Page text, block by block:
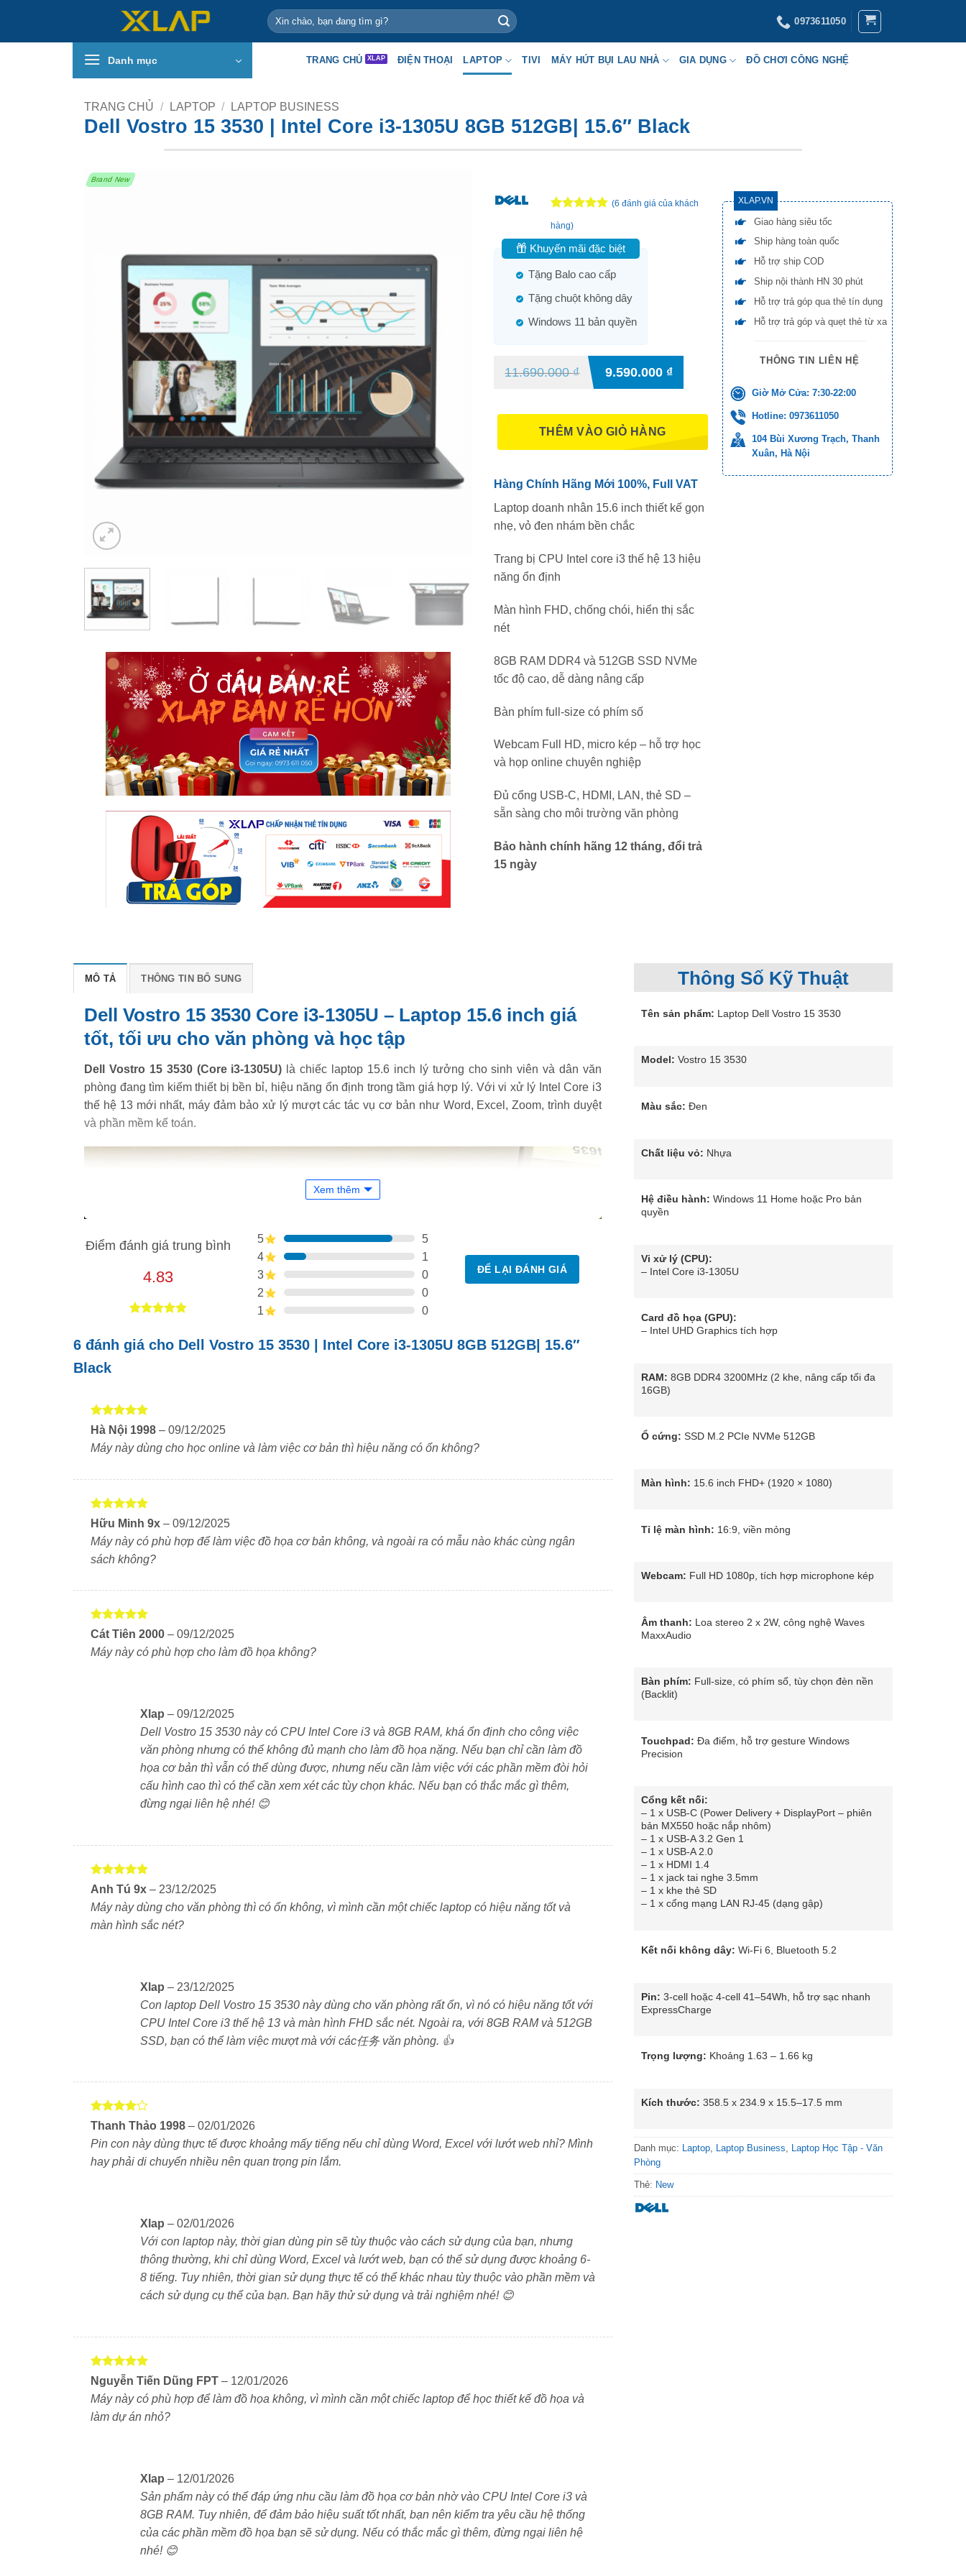
nội
Tìm
kiếm:
0973611050
Danh mục TRANG CHỦ ĐIỆN THOẠI LAPTOP TIVI MÁY HÚT BỤI LAU NHÀ GIA DỤNG ĐỒ CHƠI CÔNG NGHỆ
TRANG CHỦ / LAPTOP / LAPTOP BUSINESS
Dell Vostro 15 3530 | Intel Core i3-1305U 8GB 512GB| 15.6″ Black
Brand New
4.83
dựa trên
đánh giá
(6 đánh giá của khách
hàng)
Khuyến mãi đặc biệt
Tặng Balo cao cấp
Tặng chuột không dây
Windows 11 bản quyền
11.690.000₫ 9.590.000 ₫
THÊM VÀO GIỎ HÀNG
Hàng Chính Hãng Mới 100%, Full VAT
Laptop doanh nhân 15.6 inch thiết kế gọn
nhẹ, vỏ đen nhám bền chắc
Trang bị CPU Intel core i3 thế hệ 13 hiệu
năng ổn định
Màn hình FHD, chống chói, hiển thị sắc
nét
8GB RAM DDR4 và 512GB SSD NVMe
tốc độ cao, dễ dàng nâng cấp
Bàn phím full-size có phím số
Webcam Full HD, micro kép – hỗ trợ học
và họp online chuyên nghiệp
Đủ cổng USB-C, HDMI, LAN, thẻ SD –
sẵn sàng cho môi trường văn phòng
Bảo hành chính hãng 12 tháng, đổi trả
15 ngày
XLAP.VN
Giao hàng siêu tốc
Ship hàng toàn quốc
Hỗ trợ ship COD
Ship nội thành HN 30 phút
Hỗ trợ trả góp qua thẻ tín dụng
Hỗ trợ trả góp và quẹt thẻ từ xa
THÔNG TIN LIÊN HỆ
Giờ Mở Cửa: 7:30-22:00
Hotline: 0973611050
104 Bùi Xương Trạch, Thanh
Xuân, Hà Nội
MÔ TẢ THÔNG TIN BỔ SUNG
Dell Vostro 15 3530 Core i3-1305U – Laptop 15.6 inch giá
tốt, tối ưu cho văn phòng và học tập
Dell Vostro 15 3530 (Core i3-1305U) là chiếc laptop 15.6 inch lý tưởng cho sinh viên và dân văn
phòng đang tìm kiếm thiết bị bền bỉ, hiệu năng ổn định trong tầm giá hợp lý. Với vi xử lý Intel Core i3
thế hệ 13 mới nhất, máy đảm bảo xử lý mượt các tác vụ cơ bản như Word, Excel, Zoom, trình duyệt
và phần mềm kế toán.
Máy sở hữu màn hình rộng, thiết kế chắc chắn, dễ mang theo, kết hợp cùng bàn phím số và pin ổn
định. Đây là dòng laptop hướng tới người dùng cần sự đơn giản, dễ dùng, dễ nâng cấp và hỗ trợ lâu
dài từ thương hiệu uy tín Dell.
Thiết kế chắc chắn – Mỏng nhẹ, hiện đại
Màn hình 15.6 inch – Không gian hiển thị rộng, dễ làm việc
Máy trang bị màn hình 15.6 inch độ phân giải HD (1366 × 768) hoặc Full HD (1920 × 1080). Tấm nền
Vi xử lý Intel Core i3-1305U – Đủ dùng, tiết kiệm điện
Bộ xử lý Intel Core i3-1305U thế hệ 13 với 5 nhân, 6 luồng, tối ưu cho các tác vụ văn phòng, học trực
điện, giúp máy hoạt động mát mẻ và tiết kiệm pin.
RAM & SSD – Phản hồi nhanh, dễ nâng cấp
Máy trang bị RAM DDR4 8GB (nâng cấp tối đa 16GB) và ổ cứng SSD M.2 NVMe 256GB hoặc
512GB. Tốc độ khởi động và mở ứng dụng nhanh đáng kể so với ổ HDD truyền thống. Cấu hình này
Bàn phím full-size – Gõ nhanh, có phím số tiện lợi
Dell Vostro 3530 có bàn phím full-size với cụm phím số tách biệt. Hành trình phím sâu, độ nảy tốt, giúp
gõ văn bản thoải mái. Touchpad đa điểm rộng, thao tác chính xác. Một số phiên bản hỗ trợ đèn nền
giúp làm việc ban đêm dễ dàng hơn.
Máy có đầy đủ các cổng cần thiết:
1 x USB-C (tùy phiên bản)
1 x HDMI 1.4
1 x jack 3.5mm tai nghe
1 x khe thẻ SD
Xem thêm
Điểm đánh giá trung bình
4.83
dựa trên
đánh giá
5
5
4
1
3
0
2
0
1
0
ĐỂ LẠI ĐÁNH GIÁ
6 đánh giá cho Dell Vostro 15 3530 | Intel Core i3-1305U 8GB 512GB| 15.6″
Black
Được xếp
5
sao
Hà Nội 1998 – 09/12/2025
Máy này dùng cho học online và làm việc cơ bản thì hiệu năng có ổn không?
Được xếp
sao
Hữu Minh 9x – 09/12/2025
Máy này có phù hợp để làm việc đồ họa cơ bản không, và ngoài ra có mẫu nào khác cùng ngân
sách không?
Được xếp
sao
Cát Tiên 2000 – 09/12/2025
Máy này có phù hợp cho làm đồ họa không?
Xlap – 09/12/2025
Dell Vostro 15 3530 này có CPU Intel Core i3 và 8GB RAM, khá ổn định cho công việc
văn phòng nhưng có thể không đủ mạnh cho làm đồ họa nặng. Nếu bạn chỉ cần làm đồ
họa cơ bản thì vẫn có thể dùng được, nhưng nếu cần làm việc với các phần mềm đòi hỏi
cấu hình cao thì có thể cần xem xét các tùy chọn khác. Nếu bạn có thắc mắc gì thêm,
đừng ngại liên hệ nhé! 😊
Được xếp
sao
Anh Tú 9x – 23/12/2025
Máy này dùng cho văn phòng thì có ổn không, vì mình cần một chiếc laptop có hiệu năng tốt và
màn hình sắc nét?
Xlap – 23/12/2025
Con laptop Dell Vostro 15 3530 này dùng cho văn phòng rất ổn, vì nó có hiệu năng tốt với
CPU Intel Core i3 thế hệ 13 và màn hình FHD sắc nét. Ngoài ra, với 8GB RAM và 512GB
SSD, bạn có thể làm việc mượt mà với các任务 văn phòng. 👍
Được
45 sao
Thanh Thảo 1998 – 02/01/2026
Pin con này dùng thực tế được khoảng mấy tiếng nếu chỉ dùng Word, Excel với lướt web nhỉ? Mình
hay phải di chuyển nhiều nên quan trọng pin lắm.
Xlap – 02/01/2026
Với con laptop này, thời gian dùng pin sẽ tùy thuộc vào cách sử dụng của bạn, nhưng
thông thường, khi chỉ dùng Word, Excel và lướt web, bạn có thể sử dụng được khoảng 6-
8 tiếng. Tuy nhiên, thời gian sử dụng thực tế có thể khác nhau tùy thuộc vào phần mềm và
cách sử dụng cụ thể của bạn. Bạn hãy thử sử dụng và trải nghiệm nhé! 😊
Được xếp
hạng
sao
Nguyễn Tiến Dũng FPT – 12/01/2026
Máy này có phù hợp để làm đồ họa không, vì mình cần một chiếc laptop để học thiết kế đồ họa và
làm dự án nhỏ?
Xlap – 12/01/2026
Sản phẩm này có thể đáp ứng nhu cầu làm đồ họa cơ bản nhờ vào CPU Intel Core i3 và
8GB RAM. Tuy nhiên, để đảm bảo hiệu suất tốt nhất, bạn nên kiểm tra yêu cầu hệ thống
của các phần mềm đồ họa bạn sẽ sử dụng. Nếu có thắc mắc gì thêm, đừng ngại liên hệ
nhé! 😊
Thông Số Kỹ Thuật
Tên sản phẩm: Laptop Dell Vostro 15 3530
Model: Vostro 15 3530
Màu sắc: Đen
Chất liệu vỏ: Nhựa
Hệ điều hành: Windows 11 Home hoặc Pro bản
quyền
Vi xử lý (CPU):
– Intel Core i3-1305U
Card đồ họa (GPU):
– Intel UHD Graphics tích hợp
RAM: 8GB DDR4 3200MHz (2 khe, nâng cấp tối đa
16GB)
Ổ cứng: SSD M.2 PCIe NVMe 512GB
Màn hình: 15.6 inch FHD+ (1920 × 1080)
Tỉ lệ màn hình: 16:9, viền mỏng
Webcam: Full HD 1080p, tích hợp microphone kép
Âm thanh: Loa stereo 2 x 2W, công nghệ Waves
MaxxAudio
Bàn phím: Full-size, có phím số, tùy chọn đèn nền
(Backlit)
Touchpad: Đa điểm, hỗ trợ gesture Windows
Precision
Cổng kết nối:
– 1 x USB-C (Power Delivery + DisplayPort – phiên
bản MX550 hoặc nắp nhôm)
– 1 x USB-A 3.2 Gen 1
– 1 x USB-A 2.0
– 1 x HDMI 1.4
– 1 x jack tai nghe 3.5mm
– 1 x khe thẻ SD
– 1 x cổng mạng LAN RJ-45 (dạng gập)
Kết nối không dây: Wi-Fi 6, Bluetooth 5.2
Pin: 3-cell hoặc 4-cell 41–54Wh, hỗ trợ sạc nhanh
ExpressCharge
Trọng lượng: Khoảng 1.63 – 1.66 kg
Kích thước: 358.5 x 234.9 x 15.5–17.5 mm
Danh mục: Laptop, Laptop Business, Laptop Học Tập - Văn
Phòng
Thẻ: New